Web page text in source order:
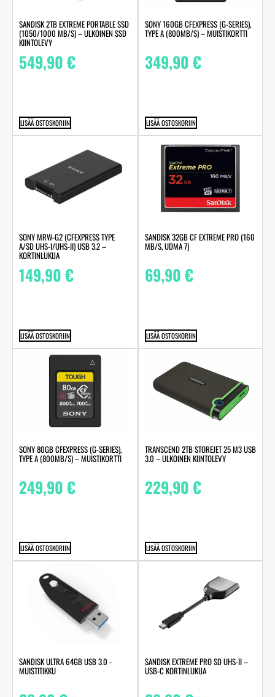
SANDISK 2TB EXTREME PORTABLE SSD
(1050/1000 MB/S) – ULKOINEN SSD
KIINTOLEVY
549,90€
LISÄÄ OSTOSKORIIN
SONY 160GB CFEXPRESS (G-SERIES),
TYPE A (800MB/S) – MUISTIKORTTI
349,90€
LISÄÄ OSTOSKORIIN
SONY MRW-G2 (CFEXPRESS TYPE
A/SD UHS-I/UHS-II) USB 3.2 –
KORTINLUKIJA
149,90€
LISÄÄ OSTOSKORIIN
SANDISK 32GB CF EXTREME PRO (160
MB/S, UDMA 7)
69,90€
LISÄÄ OSTOSKORIIN
SONY 80GB CFEXPRESS (G-SERIES),
TYPE A (800MB/S) – MUISTIKORTTI
249,90€
LISÄÄ OSTOSKORIIN
TRANSCEND 2TB STOREJET 25 M3 USB
3.0 – ULKOINEN KIINTOLEVY
229,90€
LISÄÄ OSTOSKORIIN
SANDISK ULTRA 64GB USB 3.0 -
MUISTITIKKU
SANDISK EXTREME PRO SD UHS-II –
USB-C KORTINLUKIJA